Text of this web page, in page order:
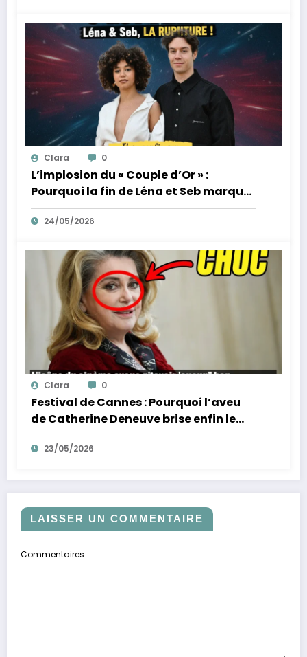
Clara 0
L’implosion du « Couple d’Or » :
Pourquoi la fin de Léna et Seb marque
la fin de l’innocence sur YouTube
24/05/2026
Clara 0
Festival de Cannes : Pourquoi l’aveu
de Catherine Deneuve brise enfin le
mythe de la Croisette
23/05/2026
LAISSER UN COMMENTAIRE
Commentaires